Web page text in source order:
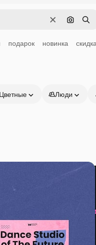
Очистить
Поиск
подарок новинка
Цветные Люди
по
Цены
О нас